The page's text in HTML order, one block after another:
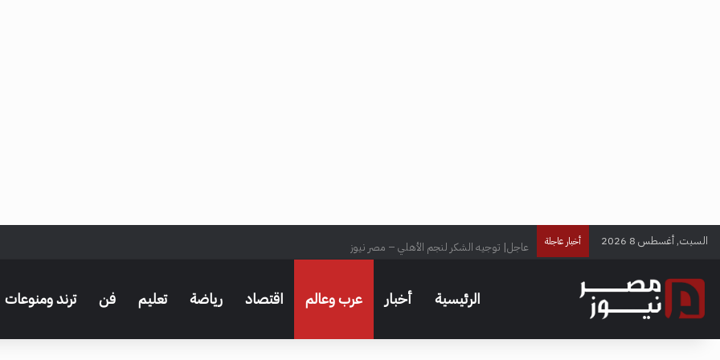
السبت, أغسطس 8 2026 أخبار عاجلة عاجل| توجيه الشكر لنجم الأهلي – مصر نيوز
الرئيسية أخبار عرب وعالم اقتصاد رياضة تعليم فن ترند ومنوعات